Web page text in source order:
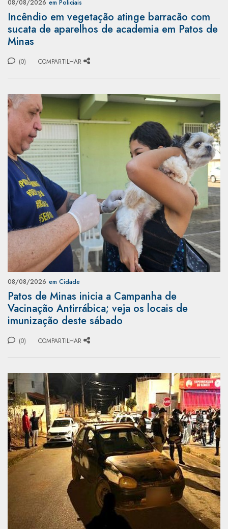
08/08/2026 em Policiais
Incêndio em vegetação atinge barracão com
sucata de aparelhos de academia em Patos de
Minas
(0) COMPARTILHAR
08/08/2026 em Cidade
Patos de Minas inicia a Campanha de
Vacinação Antirrábica; veja os locais de
imunização deste sábado
(0) COMPARTILHAR